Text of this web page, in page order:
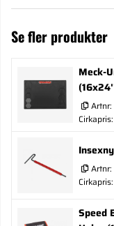
Se fler produkter
Meck-
Artnr:
Artnr:
Speed